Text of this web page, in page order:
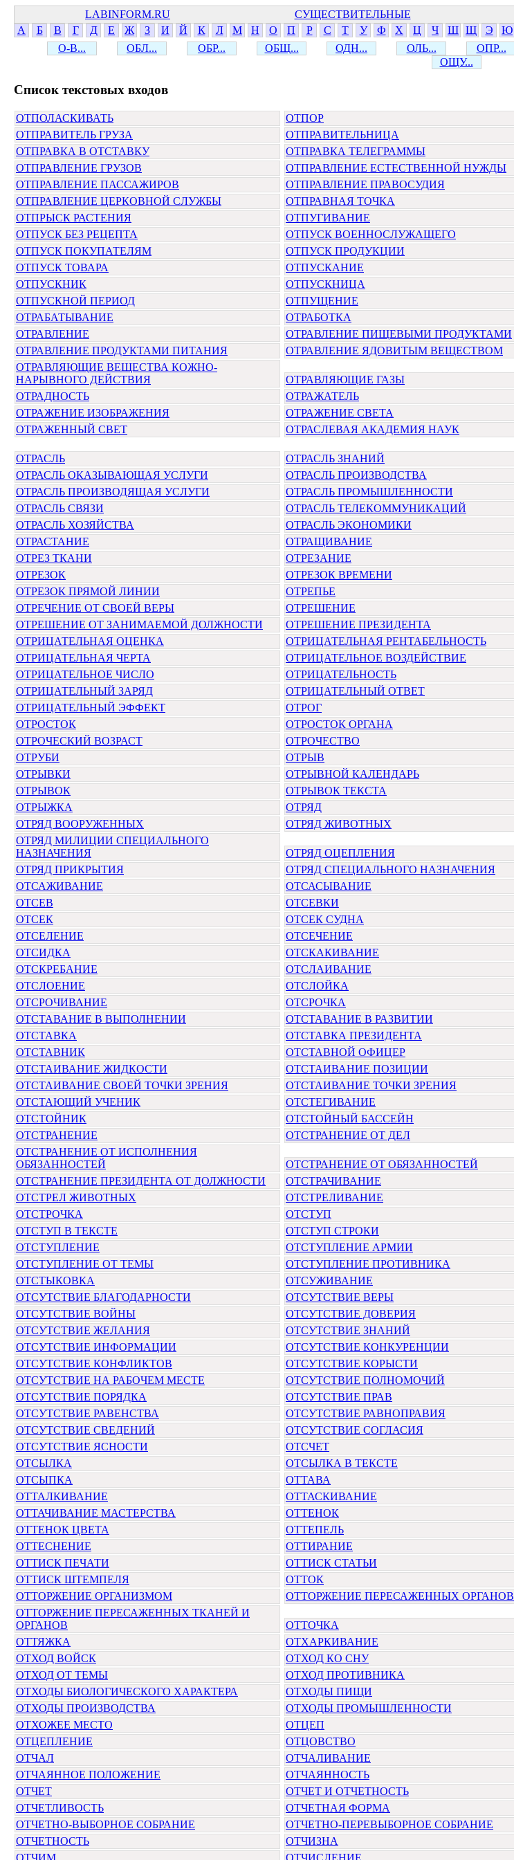
LABINFORM.RU СУЩЕСТВИТЕЛЬНЫЕ
А
Б В Г Д Е Ж З И Й К Л М Н О П Р С Т У Ф Х Ц Ч Ш Щ Э Ю
О-В...
ОБЛ... ОБР... ОБЩ... ОДН... ОЛЬ... ОПР...
ОЩУ...
Cписок текстовых входов
ОТПОЛАСКИВАТЬ ОТПОР
ОТПРАВИТЕЛЬ ГРУЗА
ОТПРАВИТЕЛЬНИЦА
ОТПРАВКА В ОТСТАВКУ
ОТПРАВКА ТЕЛЕГРАММЫ
ОТПРАВЛЕНИЕ ГРУЗОВ
ОТПРАВЛЕНИЕ ЕСТЕСТВЕННОЙ НУЖДЫ
ОТПРАВЛЕНИЕ ПАССАЖИРОВ
ОТПРАВЛЕНИЕ ПРАВОСУДИЯ
ОТПРАВЛЕНИЕ ЦЕРКОВНОЙ СЛУЖБЫ
ОТПРАВНАЯ ТОЧКА
ОТПРЫСК РАСТЕНИЯ
ОТПУГИВАНИЕ
ОТПУСК БЕЗ РЕЦЕПТА
ОТПУСК ВОЕННОСЛУЖАЩЕГО
ОТПУСК ПОКУПАТЕЛЯМ
ОТПУСК ПРОДУКЦИИ
ОТПУСК ТОВАРА
ОТПУСКАНИЕ
ОТПУСКНИК
ОТПУСКНИЦА
ОТПУСКНОЙ ПЕРИОД
ОТПУЩЕНИЕ
ОТРАБАТЫВАНИЕ
ОТРАБОТКА
ОТРАВЛЕНИЕ
ОТРАВЛЕНИЕ ПИЩЕВЫМИ ПРОДУКТАМИ
ОТРАВЛЕНИЕ ПРОДУКТАМИ ПИТАНИЯ
ОТРАВЛЕНИЕ ЯДОВИТЫМ ВЕЩЕСТВОМ
ОТРАВЛЯЮЩИЕ ВЕЩЕСТВА КОЖНО-
НАРЫВНОГО ДЕЙСТВИЯ
ОТРАВЛЯЮЩИЕ ГАЗЫ
ОТРАДНОСТЬ
ОТРАЖАТЕЛЬ
ОТРАЖЕНИЕ ИЗОБРАЖЕНИЯ
ОТРАЖЕНИЕ СВЕТА
ОТРАЖЕННЫЙ СВЕТ
ОТРАСЛЕВАЯ АКАДЕМИЯ НАУК
ОТРАСЛЬ ОТРАСЛЬ ЗНАНИЙ
ОТРАСЛЬ ОКАЗЫВАЮЩАЯ УСЛУГИ
ОТРАСЛЬ ПРОИЗВОДСТВА
ОТРАСЛЬ ПРОИЗВОДЯЩАЯ УСЛУГИ
ОТРАСЛЬ ПРОМЫШЛЕННОСТИ
ОТРАСЛЬ СВЯЗИ
ОТРАСЛЬ ТЕЛЕКОММУНИКАЦИЙ
ОТРАСЛЬ ХОЗЯЙСТВА
ОТРАСЛЬ ЭКОНОМИКИ
ОТРАСТАНИЕ
ОТРАЩИВАНИЕ
ОТРЕЗ ТКАНИ
ОТРЕЗАНИЕ
ОТРЕЗОК
ОТРЕЗОК ВРЕМЕНИ
ОТРЕЗОК ПРЯМОЙ ЛИНИИ
ОТРЕПЬЕ
ОТРЕЧЕНИЕ ОТ СВОЕЙ ВЕРЫ
ОТРЕШЕНИЕ
ОТРЕШЕНИЕ ОТ ЗАНИМАЕМОЙ ДОЛЖНОСТИ
ОТРЕШЕНИЕ ПРЕЗИДЕНТА
ОТРИЦАТЕЛЬНАЯ ОЦЕНКА
ОТРИЦАТЕЛЬНАЯ РЕНТАБЕЛЬНОСТЬ
ОТРИЦАТЕЛЬНАЯ ЧЕРТА
ОТРИЦАТЕЛЬНОЕ ВОЗДЕЙСТВИЕ
ОТРИЦАТЕЛЬНОЕ ЧИСЛО
ОТРИЦАТЕЛЬНОСТЬ
ОТРИЦАТЕЛЬНЫЙ ЗАРЯД
ОТРИЦАТЕЛЬНЫЙ ОТВЕТ
ОТРИЦАТЕЛЬНЫЙ ЭФФЕКТ
ОТРОГ
ОТРОСТОК
ОТРОСТОК ОРГАНА
ОТРОЧЕСКИЙ ВОЗРАСТ
ОТРОЧЕСТВО
ОТРУБИ
ОТРЫВ
ОТРЫВКИ
ОТРЫВНОЙ КАЛЕНДАРЬ
ОТРЫВОК
ОТРЫВОК ТЕКСТА
ОТРЫЖКА
ОТРЯД
ОТРЯД ВООРУЖЕННЫХ
ОТРЯД ЖИВОТНЫХ
ОТРЯД МИЛИЦИИ СПЕЦИАЛЬНОГО
НАЗНАЧЕНИЯ
ОТРЯД ОЦЕПЛЕНИЯ
ОТРЯД ПРИКРЫТИЯ
ОТРЯД СПЕЦИАЛЬНОГО НАЗНАЧЕНИЯ
ОТСАЖИВАНИЕ
ОТСАСЫВАНИЕ
ОТСЕВ
ОТСЕВКИ
ОТСЕК
ОТСЕК СУДНА
ОТСЕЛЕНИЕ
ОТСЕЧЕНИЕ
ОТСИДКА
ОТСКАКИВАНИЕ
ОТСКРЕБАНИЕ
ОТСЛАИВАНИЕ
ОТСЛОЕНИЕ
ОТСЛОЙКА
ОТСРОЧИВАНИЕ
ОТСРОЧКА
ОТСТАВАНИЕ В ВЫПОЛНЕНИИ
ОТСТАВАНИЕ В РАЗВИТИИ
ОТСТАВКА
ОТСТАВКА ПРЕЗИДЕНТА
ОТСТАВНИК
ОТСТАВНОЙ ОФИЦЕР
ОТСТАИВАНИЕ ЖИДКОСТИ
ОТСТАИВАНИЕ ПОЗИЦИИ
ОТСТАИВАНИЕ СВОЕЙ ТОЧКИ ЗРЕНИЯ
ОТСТАИВАНИЕ ТОЧКИ ЗРЕНИЯ
ОТСТАЮЩИЙ УЧЕНИК
ОТСТЕГИВАНИЕ
ОТСТОЙНИК
ОТСТОЙНЫЙ БАССЕЙН
ОТСТРАНЕНИЕ
ОТСТРАНЕНИЕ ОТ ДЕЛ
ОТСТРАНЕНИЕ ОТ ИСПОЛНЕНИЯ
ОБЯЗАННОСТЕЙ
ОТСТРАНЕНИЕ ОТ ОБЯЗАННОСТЕЙ
ОТСТРАНЕНИЕ ПРЕЗИДЕНТА ОТ ДОЛЖНОСТИ
ОТСТРАЧИВАНИЕ
ОТСТРЕЛ ЖИВОТНЫХ
ОТСТРЕЛИВАНИЕ
ОТСТРОЧКА
ОТСТУП
ОТСТУП В ТЕКСТЕ
ОТСТУП СТРОКИ
ОТСТУПЛЕНИЕ
ОТСТУПЛЕНИЕ АРМИИ
ОТСТУПЛЕНИЕ ОТ ТЕМЫ
ОТСТУПЛЕНИЕ ПРОТИВНИКА
ОТСТЫКОВКА
ОТСУЖИВАНИЕ
ОТСУТСТВИЕ БЛАГОДАРНОСТИ
ОТСУТСТВИЕ ВЕРЫ
ОТСУТСТВИЕ ВОЙНЫ
ОТСУТСТВИЕ ДОВЕРИЯ
ОТСУТСТВИЕ ЖЕЛАНИЯ
ОТСУТСТВИЕ ЗНАНИЙ
ОТСУТСТВИЕ ИНФОРМАЦИИ
ОТСУТСТВИЕ КОНКУРЕНЦИИ
ОТСУТСТВИЕ КОНФЛИКТОВ
ОТСУТСТВИЕ КОРЫСТИ
ОТСУТСТВИЕ НА РАБОЧЕМ МЕСТЕ
ОТСУТСТВИЕ ПОЛНОМОЧИЙ
ОТСУТСТВИЕ ПОРЯДКА
ОТСУТСТВИЕ ПРАВ
ОТСУТСТВИЕ РАВЕНСТВА
ОТСУТСТВИЕ РАВНОПРАВИЯ
ОТСУТСТВИЕ СВЕДЕНИЙ
ОТСУТСТВИЕ СОГЛАСИЯ
ОТСУТСТВИЕ ЯСНОСТИ
ОТСЧЕТ
ОТСЫЛКА
ОТСЫЛКА В ТЕКСТЕ
ОТСЫПКА
ОТТАВА
ОТТАЛКИВАНИЕ
ОТТАСКИВАНИЕ
ОТТАЧИВАНИЕ МАСТЕРСТВА
ОТТЕНОК
ОТТЕНОК ЦВЕТА
ОТТЕПЕЛЬ
ОТТЕСНЕНИЕ
ОТТИРАНИЕ
ОТТИСК ПЕЧАТИ
ОТТИСК СТАТЬИ
ОТТИСК ШТЕМПЕЛЯ
ОТТОК
ОТТОРЖЕНИЕ ОРГАНИЗМОМ
ОТТОРЖЕНИЕ ПЕРЕСАЖЕННЫХ ОРГАНОВ
ОТТОРЖЕНИЕ ПЕРЕСАЖЕННЫХ ТКАНЕЙ И
ОРГАНОВ
ОТТОЧКА
ОТТЯЖКА
ОТХАРКИВАНИЕ
ОТХОД ВОЙСК
ОТХОД КО СНУ
ОТХОД ОТ ТЕМЫ
ОТХОД ПРОТИВНИКА
ОТХОДЫ БИОЛОГИЧЕСКОГО ХАРАКТЕРА
ОТХОДЫ ПИЩИ
ОТХОДЫ ПРОИЗВОДСТВА
ОТХОДЫ ПРОМЫШЛЕННОСТИ
ОТХОЖЕЕ МЕСТО
ОТЦЕП
ОТЦЕПЛЕНИЕ
ОТЦОВСТВО
ОТЧАЛ
ОТЧАЛИВАНИЕ
ОТЧАЯННОЕ ПОЛОЖЕНИЕ
ОТЧАЯННОСТЬ
ОТЧЕТ
ОТЧЕТ И ОТЧЕТНОСТЬ
ОТЧЕТЛИВОСТЬ
ОТЧЕТНАЯ ФОРМА
ОТЧЕТНО-ВЫБОРНОЕ СОБРАНИЕ
ОТЧЕТНО-ПЕРЕВЫБОРНОЕ СОБРАНИЕ
ОТЧЕТНОСТЬ
ОТЧИЗНА